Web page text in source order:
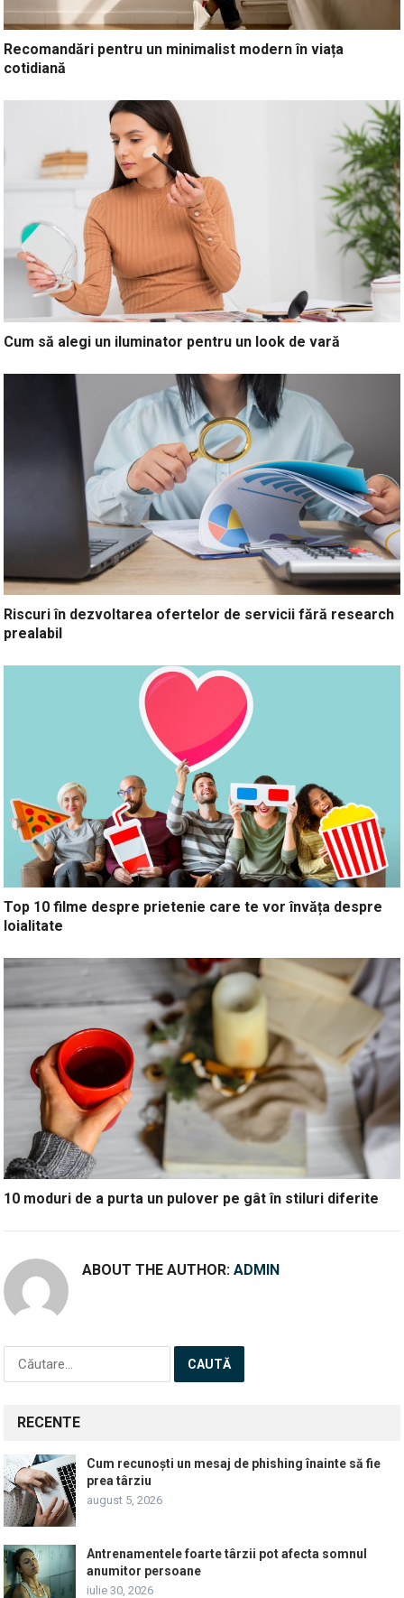
Recomandări pentru un minimalist modern în viața
cotidiană
Cum să alegi un iluminator pentru un look de vară
Riscuri în dezvoltarea ofertelor de servicii fără research
prealabil
Top 10 filme despre prietenie care te vor învăța despre
loialitate
10 moduri de a purta un pulover pe gât în stiluri diferite
ABOUT THE AUTHOR:ADMIN
Caută
după:
RECENTE
Cum recunoști un mesaj de phishing înainte să fie
prea târziu
august 5, 2026
Antrenamentele foarte târzii pot afecta somnul
anumitor persoane
iulie 30, 2026